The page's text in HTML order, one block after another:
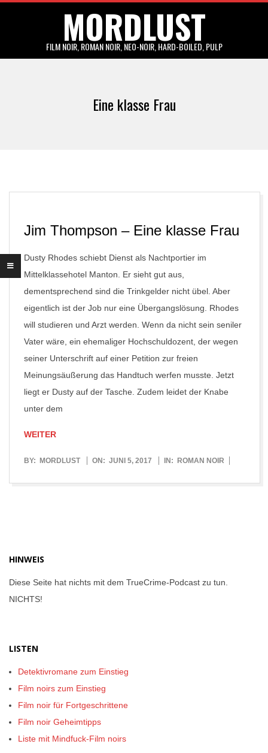
MORDLUST
FILM NOIR, ROMAN NOIR, NEO-NOIR, HARD-BOILED, PULP
Eine klasse Frau
Jim Thompson – Eine klasse Frau
Dusty Rhodes schiebt Dienst als Nachtportier im
Mittelklassehotel Manton. Er sieht gut aus,
dementsprechend sind die Trinkgelder nicht übel. Aber
eigentlich ist der Job nur eine Übergangslösung. Rhodes
will studieren und Arzt werden. Wenn da nicht sein seniler
Vater wäre, ein ehemaliger Hochschuldozent, der wegen
seiner Unterschrift auf einer Petition zur freien
Meinungsäußerung das Handtuch werfen musste. Jetzt
liegt er Dusty auf der Tasche. Zudem leidet der Knabe
unter dem
WEITER
2017-
BY: MORDLUST ON: JUNI 5, 2017 IN: ROMAN NOIR
HINWEIS
Diese Seite hat nichts mit dem TrueCrime-Podcast zu tun.
NICHTS!
LISTEN
Detektivromane zum Einstieg
Film noirs zum Einstieg
Film noir für Fortgeschrittene
Film noir Geheimtipps
Liste mit Mindfuck-Film noirs